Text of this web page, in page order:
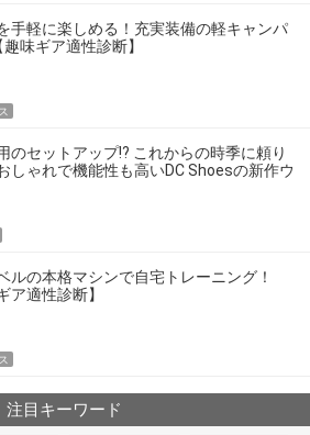
手軽に楽しめる！充実装備の軽キャンパ
味ギア適性診断】
のセットアップ!? これからの時季に頼り
しゃれで機能性も高いDC Shoesの新作ウ
ルの本格マシンで自宅トレーニング！
ア適性診断】
注目キーワード